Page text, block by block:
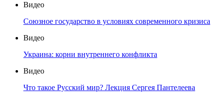
Видео
Союзное государство в условиях современного кризиса
Видео
Украина: корни внутреннего конфликта
Видео
Что такое Русский мир? Лекция Сергея Пантелеева